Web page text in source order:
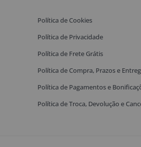
Política de Cookies
Política de Privacidade
Política de Frete Grátis
Política de Compra, Prazos e
Política de Pagamentos e
Política de Troca, Devolução e